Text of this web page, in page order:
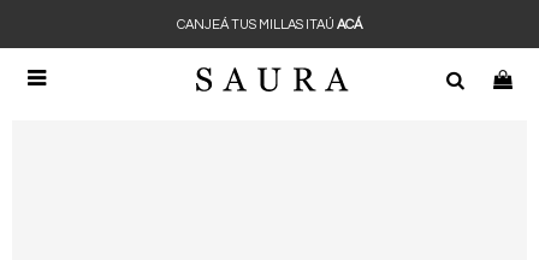

CANJEÁ TUS MILLAS ITAÚ ACÁ